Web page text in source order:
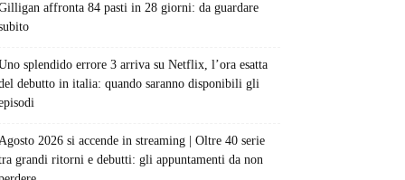
affronta 84 pasti in 28 giorni: da guardare
splendido errore 3 arriva su Netflix, l’ora esatta
debutto in italia: quando saranno disponibili gli
2026 si accende in streaming | Oltre 40 serie
grandi ritorni e debutti: gli appuntamenti da non